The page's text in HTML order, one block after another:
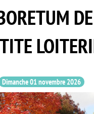
Dimanche 01 novembre 2026